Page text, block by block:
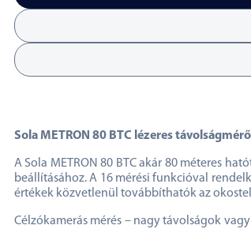
Sola METRON 80 BTC lézeres
A Sola METRON 80 BTC akár 80 méteres
beállításához. A 16 mérési funkcióval
értékek közvetlenül továbbíthatók az
Célzókamerás mérés – nagy távolságok